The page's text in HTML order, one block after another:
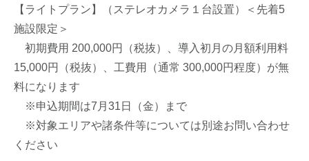
【ライトプラン】（ステレオカメラ１台設置）＜先着5
施設限定＞
初期費用 200,000円（税抜）、導入初月の月額利用料
15,000円（税抜）、工費用（通常 300,000円程度）が無
料になります
※申込期間は7月31日（金）まで
※対象エリアや諸条件等については別途お問い合わせ
ください